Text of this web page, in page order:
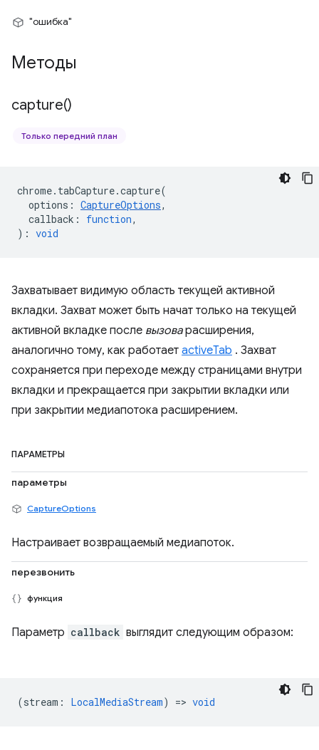
"ошибка"
Методы
capture()
Только передний план
chrome. tabCapture.capture(
options : CaptureOptions,
callback : function,
) : void
Захватывает видимую область текущей активной
вкладки. Захват может быть начат только на текущей
активной вкладке после вызоварасширения,
аналогично тому, как работает activeTab . Захват
сохраняется при переходе между страницами внутри
вкладки и прекращается при закрытии вкладки или
при закрытии медиапотока расширением.
ПАРАМЕТРЫ
параметры
CaptureOptions
Настраивает возвращаемый медиапоток.
перезвонить
функция
Параметр callback выглядит следующим образом:
(stream : LocalMediaStream) => void